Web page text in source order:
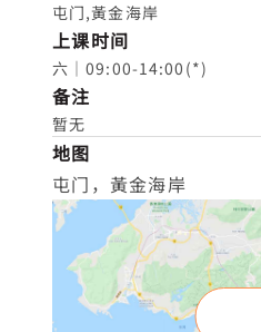
屯门,黃金海岸
上课时间
六｜09:00-14:00(*)
备注
暂无
地图
屯门，黃金海岸